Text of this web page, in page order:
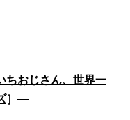
ちおじさん、世界一
］―